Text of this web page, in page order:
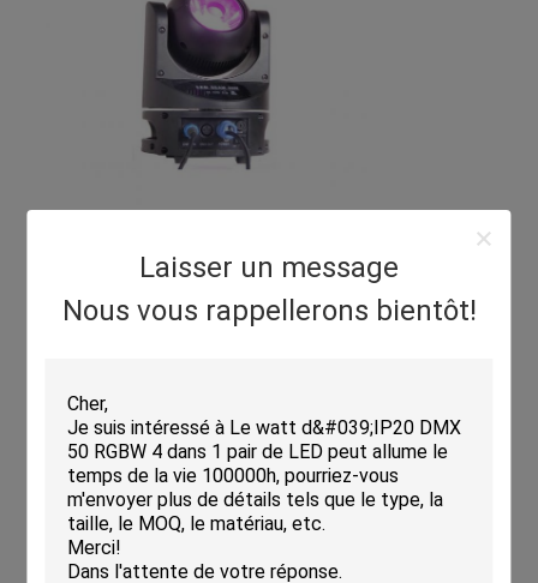
Laisser un message
Nous vous rappellerons bientôt!